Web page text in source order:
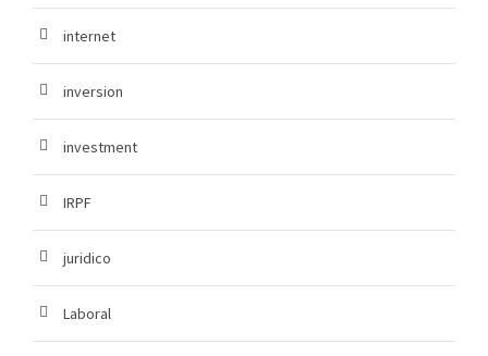
internet
inversion
investment
IRPF
juridico
Laboral